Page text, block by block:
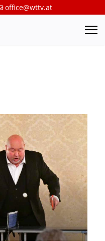
office@wttv.at